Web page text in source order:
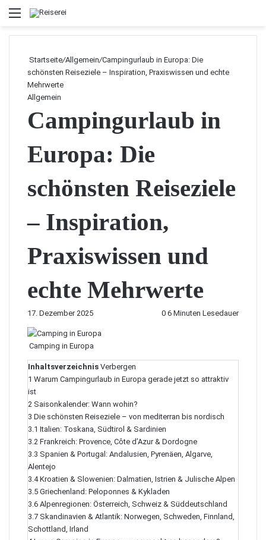
Menü
Startseite/Allgemein/Campingurlaub in Europa: Die
schönsten Reiseziele – Inspiration, Praxiswissen und echte
Mehrwerte
Allgemein
Campingurlaub in
Europa: Die
schönsten Reiseziele
– Inspiration,
Praxiswissen und
echte Mehrwerte
17. Dezember 2025 0 6 Minuten Lesedauer
Camping in Europa
Inhaltsverzeichnis Verbergen
1 Warum Campingurlaub in Europa gerade jetzt so attraktiv
ist
2 Saisonkalender: Wann wohin?
3 Die schönsten Reiseziele – von mediterran bis nordisch
3.1 Italien: Toskana, Südtirol & Sardinien
3.2 Frankreich: Provence, Côte d’Azur & Dordogne
3.3 Spanien & Portugal: Andalusien, Pyrenäen, Algarve,
Alentejo
3.4 Kroatien & Slowenien: Dalmatien, Istrien & Julische Alpen
3.5 Griechenland: Peloponnes & Kykladen
3.6 Alpenregionen: Österreich, Schweiz & Süddeutschland
3.7 Skandinavien & Atlantik: Norwegen, Schweden, Finnland,
Schottland, Irland